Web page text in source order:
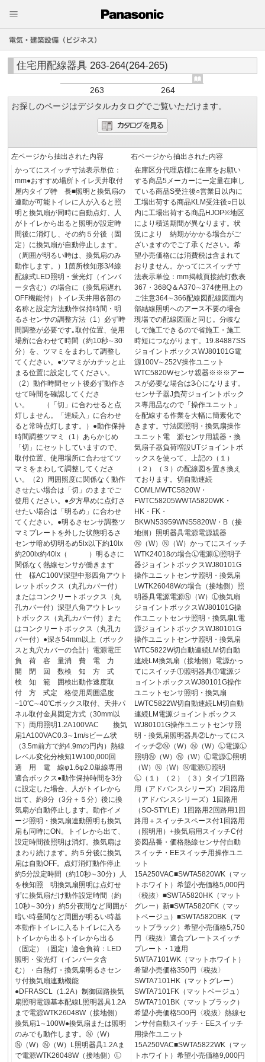
電気・建築設備（ビジネス）
住宅用配線器具 263-264(264-265)
263
264
お探しのページはデジタルカタログでご覧いただけます。
左ページから抽出された内容
かってにスイッチ寸法表示単位：
mm●おすすめ場所トイレ天井取付
屋内タイプ特 長■照明と換気扇の
連動が可能トイレに人が入ると照
明と換気扇が同時に自動点灯、人
がトイレから出ると照明が設定時
間後に消灯し、その約５分後（固
定）に換気扇が自動停止します。
（周囲が明るい時は、換気扇のみ
動作します。）1箇所検知形3/4線
配線式LED照明・蛍光灯（インバ
ータ含む）の場合に（換気扇遅れ
OFF機能付）トイレ天井用各部の
名称と設定方法動作保持時間・明
るさセンサの調整方法（1）必ず時
間調整が必要です｡取付位置、使用
場所に合わせて時間（約10秒∼30
分）を、ツマミをまわして調整し
てください。●ツマミがカチッと止
まる位置に設定してください。
（2）動作時間セット後必ず動作さ
せて時間を確認してくださ
い。 （「切」に合わせると点
灯しません。「連続入」に合わせ
ると常時点灯します。）●動作保持
時間調整ツマミ（1）あらかじめ
「切」にセットしていますので、
取付位置、使用場所に合わせてツ
マミをまわして調整してくださ
い。（2）周囲照度に関係なく動作
させたい場合は「切」のままでご
使用ください。●夕方早めに点灯さ
せたい場合は「明るめ」に合わせ
てください。●明るさセンサ調整ツ
マミプレートを外した状態明るさ
センサ暗め切明るめ5lx以下約10lx
約200lx約40lx（ ）明るさに
関係なく熱線センサが働きます
仕 様AC100V深型中形四角アウト
レットボックス（丸孔カバー付）
またはコンクリートボックス（丸
孔カバー付）深型八角アウトレッ
トボックス（丸孔カバー付）また
はコンクリートボックス（丸孔カ
バー付）●深さ54mm以上（ボック
スと丸穴カバーの合計）電源電圧
負 荷 容 量消 費 電 力
開 閉 回 数検 知 方 式
検 知 範 囲検出動作速度取
付 方 式定 格使用周囲温度
−10℃∼40℃ボックス取付、天井パ
ネル取付金具固定方式（30mm以
下）両用照明1.2A100VAC 換気
扇1A100VAC0.3∼1m/sビーム状
（3.5m前方で約4.9mの円内）熱線
レベル変化分検知1W100,000回
適 用 電 線φ1.6φ2.0単線専用
適合ボックス●動作保持時間を3分
に設定した場合、人がトイレから
出て、約8分（3分＋５分）後に換
気扇が自動停止します。動作イメ
ージ照明・換気扇連動照明も換気
扇も同時にON。トイレから出て、
設定時間後照明は消灯。換気扇は
まわり続けます。約５分後に換気
扇は自動OFF。点灯消灯動作停止
約5分設定時間（約10秒∼30分）人
を検知照 明換気扇照明は点灯せ
ずに換気扇だけ動作設定時間（約
10秒∼30分）約5分夜間など周囲が
暗い時昼間など周囲が明るい時基
本動作トイレに入るトイレに入る
トイレから出るトイレから出る
（固定）（固定）適合負荷：LED
照明・蛍光灯（インバータ含
む）・白熱灯・換気扇明るさセン
サ付換気扇連動機能
●DFRASCL（1.2A）制御回路換気
扇照明電源基本配線L照明器具1.2A
まで電源WTK26048W（接地側）
換気扇1∼100W●換気扇または照明
のみでも動作します。Ⓝ（W）
Ⓝ（W）Ⓝ（W）L照明器具1.2Aま
で電源WTK26048W（接地側）Ⓛ
右ページから抽出された内容
在庫区分代理店様に在庫をお願い
する商品5メーカーに一定量在庫し
ている商品S受注後○営業日以内に
工場出荷する商品KLM受注後○日以
内に工場出荷する商品HJOP※地区
により積送期間が異なります。状
況により 納期がかかる場合がご
ざいますのでご了承ください。希
望小売価格には消費税は含まれて
おりません。かってにスイッチ寸
法表示単位：mm掲載頁接続灯数表
367・368Q＆A370∼374使用上の
ご注意364∼366配線図配線図面内
部結線照明へのアース不要の場合
現場での配線図面と同じ。分岐な
しで施工できるので省施工・施工
時短につながります。19.84887SS
ジョイントボックスWJ80101G電
源100V∼252V操作ユニット
WTC5820Wセンサ親器※※※アー
スが必要な場合は3心になります。
センサ子器J負荷ジョイントボック
ス専用品なので「操作ユニット」
を配線する作業を大幅に簡素化で
きます。寸法図照明・換気扇操作
ユニット電 源センサ用親器・換
気扇子器負荷増設UTジョイントボ
ックスを使って、上記の（１）
（２）（３）の配線図を置き換え
ております。切自動連続
COMLMWTC5820W・
FWTC58205WWTA5820WK・
HK・FK・
BKWN53959WNS5820W・B（接
地側）照明器具電源電源親器
Ⓝ（W）Ⓝ（W）かってにスイッチ
WTK24018の場合Ⓛ電源Ⓛ照明子
器ジョイントボックスWJ80101G
操作ユニットセンサ照明・換気扇
LWTK26048Wの場合（接地側）照
明器具電源電源Ⓝ（W）Ⓛ換気扇
ジョイントボックスWJ80101G操
作ユニットセンサ照明・換気扇L電
源ジョイントボックスWJ80101G
操作ユニットセンサ照明・換気扇
WTC5822W切自動連続LM切自動
連続LM換気扇（接地側）電源かっ
てにスイッチ①照明器具①電源ジ
ョイントボックスWJ80101G操作
ユニットセンサ照明・換気扇
LWTC5822W切自動連続LM切自動
連続LM電源ジョイントボックス
WJ80101G操作ユニットセンサ照
明・換気扇照明器具②Lかってにス
イッチ②Ⓝ（W）Ⓝ（W）Ⓛ電源Ⓛ
照明Ⓝ（W）Ⓝ（W）Ⓛ電源Ⓛ照明
（W）Ⓝ（W）Ⓝ電源Ⓛ照明
Ⓛ（１）（２）（３）タイプ1回路
用（アドバンスシリーズ）2回路用
（アドバンスシリーズ）1回路用
（SO-STYLE）1回路用2回路用1回
路用＋スイッチスペース付1回路用
（照明用）+換気扇用スイッチC付
姿図品番・価格熱線センサ付自動
スイッチ・EEスイッチ用操作ユニ
ット
15A250VAC■SWTA5820WK（マッ
トホワイト）希望小売価格5,000円
〈税抜〉■SWTA5820HK（マット
グレー）新■SWTA5820FK（マッ
トベージュ）■SWTA5820BK（マ
ットブラック）希望小売価格5,750
円〈税抜〉適合プレートスイッチ
プレート・1連用
5WTA7101WK（マットホワイト）
希望小売価格350円〈税抜〉
SWTA7101HK（マットグレー）
SWTA7101FK（マットベージュ）
SWTA7101BK（マットブラック）
希望小売価格500円〈税抜〉熱線セ
ンサ付自動スイッチ・EEスイッチ
用操作ユニット
15A250VAC■SWTA5822WK（マッ
トホワイト）希望小売価格9,000円